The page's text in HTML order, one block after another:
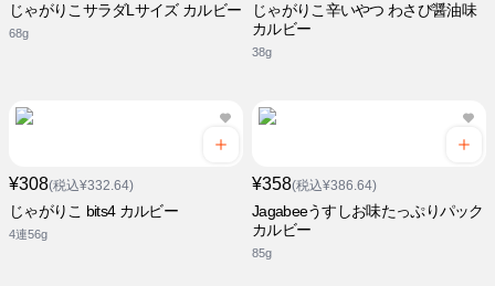
じゃがりこサラダLサイズ カルビー
68g
じゃがりこ辛いやつ わさび醤油味
カルビー
38g
¥308(税込¥332.64)
じゃがりこ bits4 カルビー
4連56g
¥358(税込¥386.64)
Jagabeeうすしお味たっぷりパック
カルビー
85g